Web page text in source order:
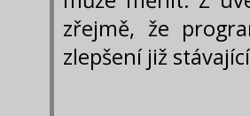
zřejmě, že
zlepšení již